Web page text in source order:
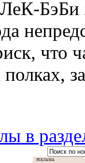
БэБи
что
полках,
в
РЕКЛАМА